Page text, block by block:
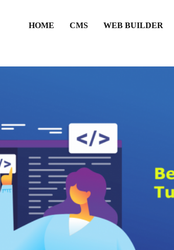
HOME CMS WEB BUILDER